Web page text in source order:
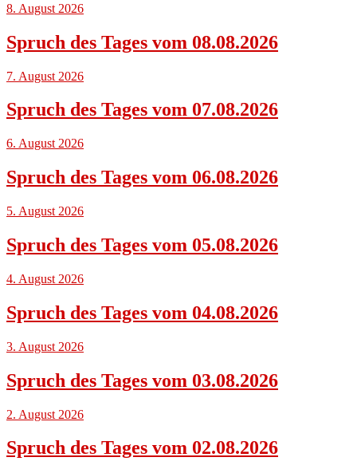
8. August 2026
Spruch des Tages vom 08.08.2026
7. August 2026
Spruch des Tages vom 07.08.2026
6. August 2026
Spruch des Tages vom 06.08.2026
5. August 2026
Spruch des Tages vom 05.08.2026
4. August 2026
Spruch des Tages vom 04.08.2026
3. August 2026
Spruch des Tages vom 03.08.2026
2. August 2026
Spruch des Tages vom 02.08.2026